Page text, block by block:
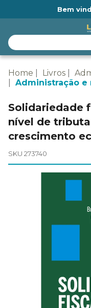
Bem
Home Livros
Administração e
Solidariedade
nível de
crescimento
SKU 273740